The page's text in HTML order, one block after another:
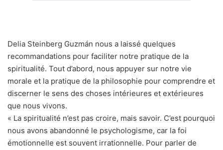
Delia Steinberg Guzmán nous a laissé quelques
recommandations pour faciliter notre pratique de la
spiritualité. Tout d’abord, nous appuyer sur notre vie
morale et la pratique de la philosophie pour comprendre et
discerner le sens des choses intérieures et extérieures
que nous vivons.
« La spiritualité n’est pas croire, mais savoir. C’est pourquoi
nous avons abandonné le psychologisme, car la foi
émotionnelle est souvent irrationnelle. Pour parler de